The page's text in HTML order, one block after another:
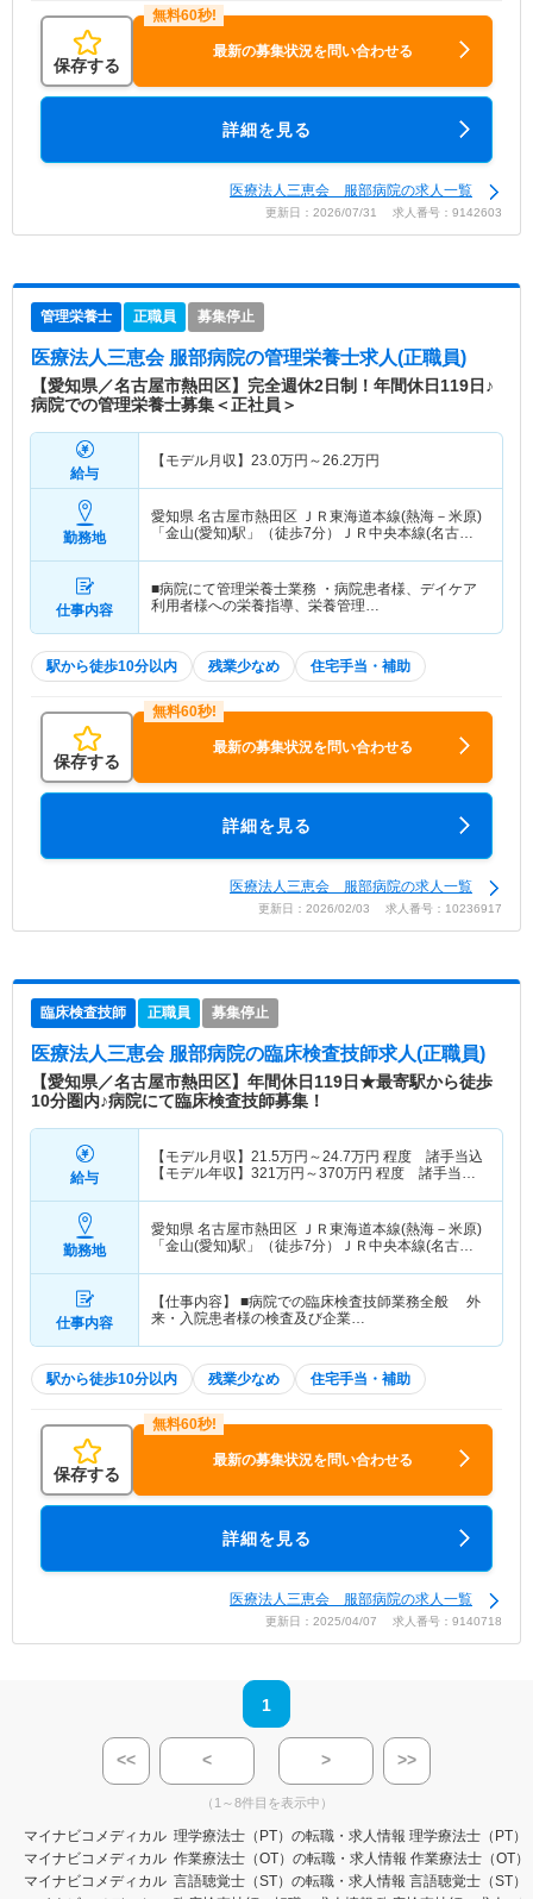
保存する
最新の募集状況を問い合わせる
詳細を見る
医療法人三恵会 服部病院の求人一覧
更新日：2026/07/31 求人番号：9142603
管理栄養士 正職員 募集停止
医療法人三恵会 服部病院の管理栄養士求人(正職員)
【愛知県／名古屋市熱田区】完全週休2日制！年間休日119日♪
病院での管理栄養士募集＜正社員＞
給与
【モデル月収】 23.0万円～26.2万円
勤務地
愛知県 名古屋市熱田区 ＪＲ東海道本線(熱海－米原)
「金山(愛知)駅」（徒歩7分）ＪＲ中央本線(名古屋
仕事内容
■病院にて管理栄養士業務 ・病院患者様、デイケア
利用者様への栄養指導、栄養管理…
駅から徒歩10分以内 残業少なめ 住宅手当・補助
保存する
最新の募集状況を問い合わせる
詳細を見る
医療法人三恵会 服部病院の求人一覧
更新日：2026/02/03 求人番号：10236917
臨床検査技師 正職員 募集停止
医療法人三恵会 服部病院の臨床検査技師求人(正職員)
【愛知県／名古屋市熱田区】年間休日119日★最寄駅から徒歩
10分圏内♪病院にて臨床検査技師募集！
給与
【モデル月収】 21.5万円～24.7万円 程度 諸手当込
【モデル年収】 321万円～370万円 程度 諸手当・
勤務地
愛知県 名古屋市熱田区 ＪＲ東海道本線(熱海－米原)
「金山(愛知)駅」（徒歩7分）ＪＲ中央本線(名古屋
仕事内容
【仕事内容】 ■病院での臨床検査技師業務全般 外
来・入院患者様の検査及び企業…
駅から徒歩10分以内 残業少なめ 住宅手当・補助
保存する
最新の募集状況を問い合わせる
詳細を見る
医療法人三恵会 服部病院の求人一覧
更新日：2025/04/07 求人番号：9140718
1
<< < > >>
（1～8件目を表示中）
マイナビコメディカル 理学療法士（PT）の転職・求人情報 理学療法士（PT）
マイナビコメディカル 作業療法士（OT）の転職・求人情報 作業療法士（OT
マイナビコメディカル 言語聴覚士（ST）の転職・求人情報 言語聴覚士（ST）